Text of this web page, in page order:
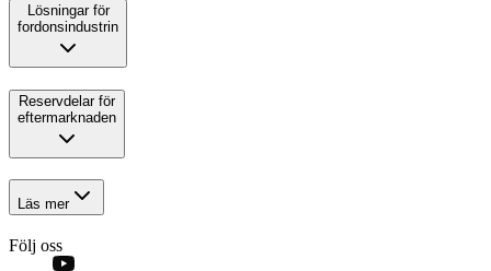
Lösningar för
fordonsindustrin
Reservdelar för
eftermarknaden
Läs mer
Följ oss